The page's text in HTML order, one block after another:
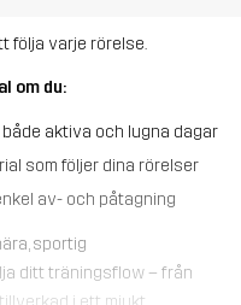
följa varje rörelse.
om du:
aktiva och lugna dagar
som följer dina rörelser
av- och påtagning
sportig
ditt träningsflow – från